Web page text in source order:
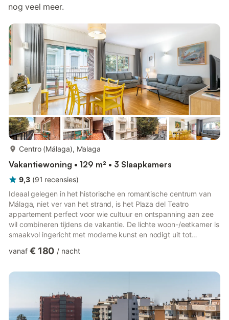
nog veel meer.
Centro (Málaga), Malaga
Vakantiewoning • 129 m² • 3 Slaapkamers
9,3 (91 recensies)
Ideaal gelegen in het historische en romantische centrum van
Málaga, niet ver van het strand, is het Plaza del Teatro
appartement perfect voor wie cultuur en ontspanning aan zee
wil combineren tijdens de vakantie. De lichte woon-/eetkamer is
smaakvol ingericht met moderne kunst en nodigt uit tot
met twee eenpersoonsbedden en een stapelbed), een recent
volledig uitgeruste badkamer bieden comfort voor maximaal 8
vanaf € 180 / nacht